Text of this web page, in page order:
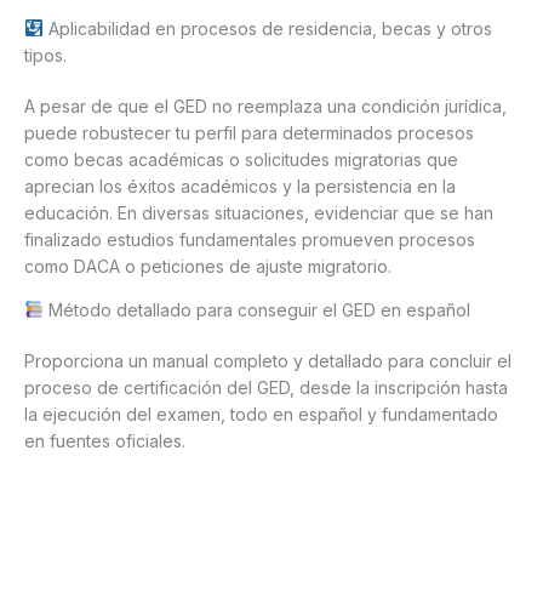
Aplicabilidad en procesos de residencia, becas y otros
tipos.
A pesar de que el GED no reemplaza una condición jurídica,
puede robustecer tu perfil para determinados procesos
como becas académicas o solicitudes migratorias que
aprecian los éxitos académicos y la persistencia en la
educación. En diversas situaciones, evidenciar que se han
finalizado estudios fundamentales promueven procesos
como DACA o peticiones de ajuste migratorio.
Método detallado para conseguir el GED en español
Proporciona un manual completo y detallado para concluir el
proceso de certificación del GED, desde la inscripción hasta
la ejecución del examen, todo en español y fundamentado
en fuentes oficiales.